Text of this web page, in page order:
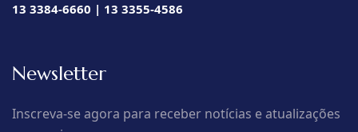
13 3384-6660 | 13 3355-4586
Newsletter
Inscreva-se agora para receber notícias e atualizações